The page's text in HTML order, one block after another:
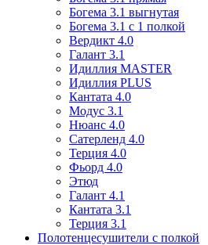
Богема 3.1 выгнутая
Богема 3.1 с 1 полкой
Вердикт 4.0
Галант 3.1
Идиллия MASTER
Идиллия PLUS
Кантата 4.0
Модус 3.1
Нюанс 4.0
Сатерленд 4.0
Терция 4.0
Фьорд 4.0
Этюд
Галант 4.1
Кантата 3.1
Терция 3.1
Полотенцесушители с полкой